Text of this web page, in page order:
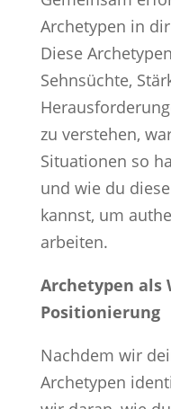
Archetypen in
Diese
Sehnsüchte,
zu verstehen,
Situationen so
und wie du
kannst, um
arbeiten.
Archetypen als
Positionierung
Nachdem wir
Archetypen